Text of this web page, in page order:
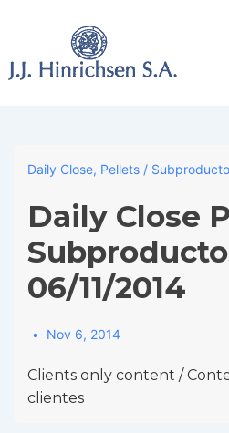
Main
Daily Close, Pellets /
Daily Close
06/11/2014
Nov 6, 2014
Clients only content /
clientes